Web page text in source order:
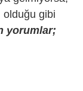
olduğu gibi
yorumlar;